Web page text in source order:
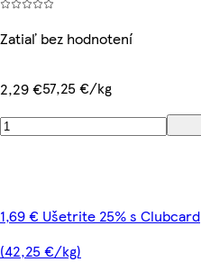
Zatiaľ bez hodnotení
2,29 €57,25 €/kg
1,69 € Ušetrite 25% s Clubcard
(42,25 €/kg)